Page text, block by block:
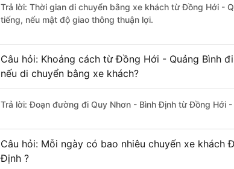
Trả lời: Thời gian di chuyển bằng xe khách từ Đồng Hới -
tiếng, nếu mật độ giao thông thuận lợi.
Câu hỏi: Khoảng cách từ Đồng Hới - Quảng Bình
nếu di chuyển bằng xe khách?
Trả lời: Đoạn đường đi Quy Nhơn - Bình Định từ Đồng Hới
Câu hỏi: Mỗi ngày có bao nhiêu chuyến xe khách
Định ?